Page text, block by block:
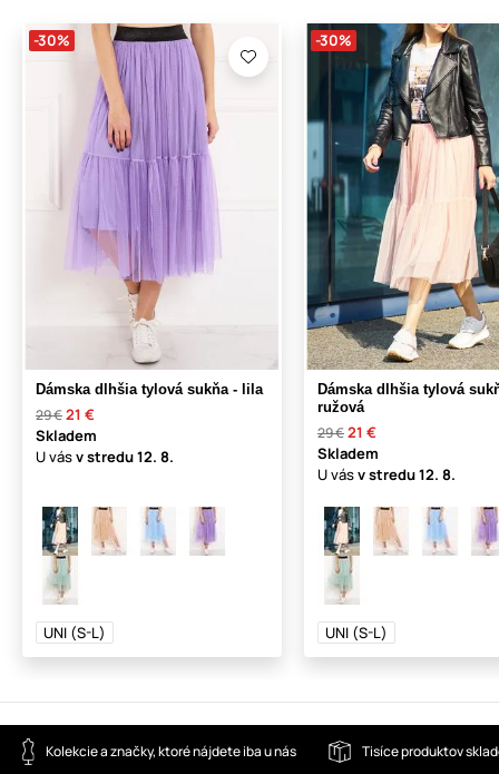
-30%
Dámska dlhšia tylová sukňa - lila
29 €21 €
Skladem
U vásv stredu12. 8.
UNI (S-L)
-30%
Dámska dlhšia tylová
ružová
29 €21 €
Skladem
U vásv stredu12. 8.
UNI (S-L)
Kolekcie a značky, ktoré nájdete iba u nás Tisíce produktov